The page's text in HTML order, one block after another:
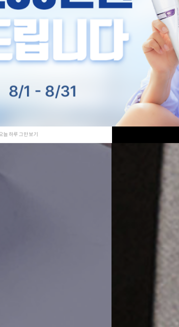
늘 하루 그만 보기
라이프 스타일
한 라이프, 듀얼소닉 헬스뷰티